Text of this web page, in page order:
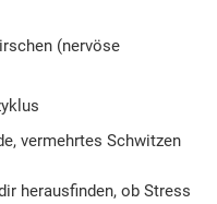
(nervöse
vermehrtes Schwitzen
herausfinden, ob Stress